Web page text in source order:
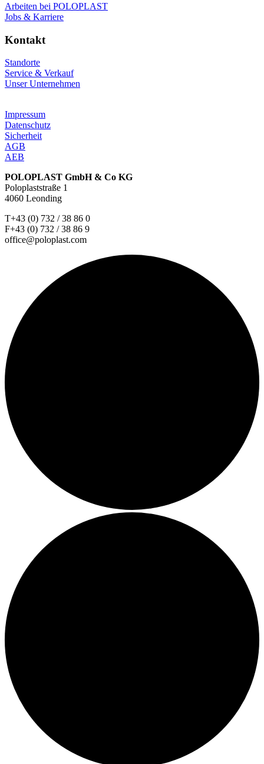
Arbeiten bei POLOPLAST
Jobs & Karriere
Kontakt
Standorte
Service & Verkauf
Unser Unternehmen
Impressum
Datenschutz
Sicherheit
AGB
AEB
POLOPLAST GmbH & Co KG
Poloplaststraße 1
4060 Leonding
T+43 (0) 732 / 38 86 0
F+43 (0) 732 / 38 86 9
office@poloplast.com